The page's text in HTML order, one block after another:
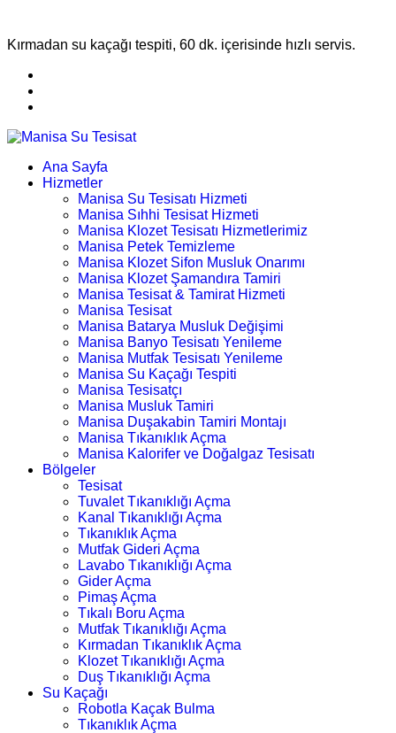
Kırmadan su kaçağı tespiti, 60 dk. içerisinde hızlı servis.
Ana Sayfa
Hizmetler
Manisa Su Tesisatı Hizmeti
Manisa Sıhhi Tesisat Hizmeti
Manisa Klozet Tesisatı Hizmetlerimiz
Manisa Petek Temizleme
Manisa Klozet Sifon Musluk Onarımı
Manisa Klozet Şamandıra Tamiri
Manisa Tesisat & Tamirat Hizmeti
Manisa Tesisat
Manisa Batarya Musluk Değişimi
Manisa Banyo Tesisatı Yenileme
Manisa Mutfak Tesisatı Yenileme
Manisa Su Kaçağı Tespiti
Manisa Tesisatçı
Manisa Musluk Tamiri
Manisa Duşakabin Tamiri Montajı
Manisa Tıkanıklık Açma
Manisa Kalorifer ve Doğalgaz Tesisatı
Bölgeler
Tesisat
Tuvalet Tıkanıklığı Açma
Kanal Tıkanıklığı Açma
Tıkanıklık Açma
Mutfak Gideri Açma
Lavabo Tıkanıklığı Açma
Gider Açma
Pimaş Açma
Tıkalı Boru Açma
Mutfak Tıkanıklığı Açma
Kırmadan Tıkanıklık Açma
Klozet Tıkanıklığı Açma
Duş Tıkanıklığı Açma
Su Kaçağı
Robotla Kaçak Bulma
Tıkanıklık Açma